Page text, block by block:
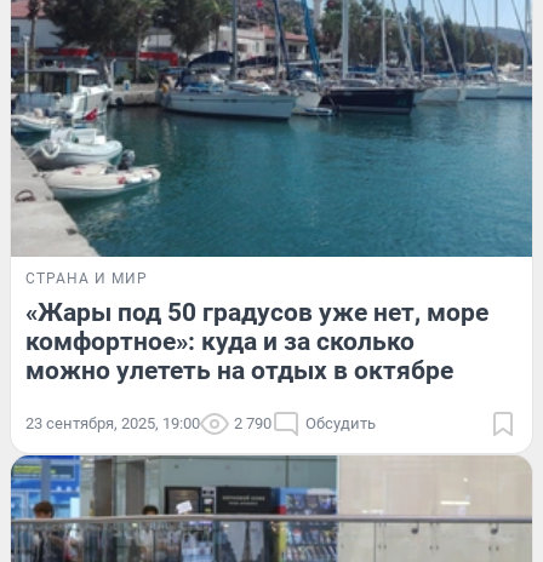
СТРАНА И МИР
«Жары под 50 градусов уже нет, море
комфортное»: куда и за сколько
можно улететь на отдых в октябре
23 сентября, 2025, 19:00 2 790 Обсудить